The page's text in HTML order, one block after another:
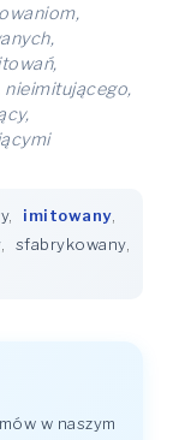
, imitowany,
, sfabrykowany,
w naszym